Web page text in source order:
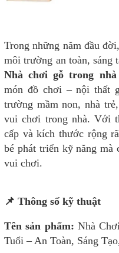
Trong những năm đầu
môi trường an toàn,
Nhà chơi gỗ trong nhà
món đồ chơi – nội thất
trường mầm non, nhà
vui chơi trong nhà. Với
cấp và kích thước rộng
bé phát triển kỹ năng mà
vui chơi.
📌 Thông số kỹ thuật
Tên sản phẩm: Nhà
Tuổi – An Toàn, Sáng